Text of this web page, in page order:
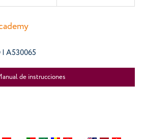
A530065
de instrucciones